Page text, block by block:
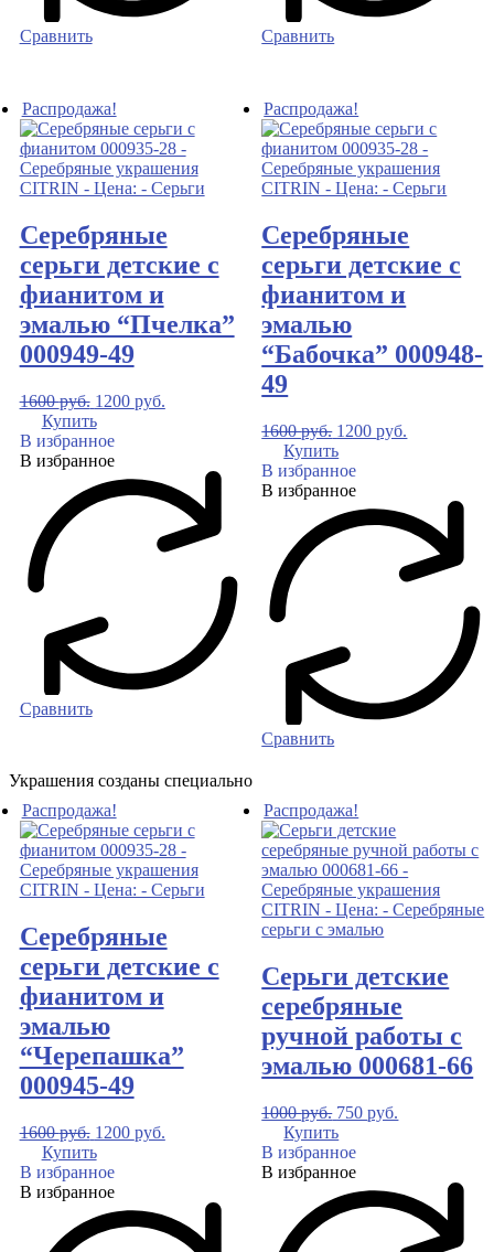
Сравнить Сравнить
Распродажа!
Серебряные
серьги детские с
фианитом и
эмалью “Пчелка”
000949-49
1600руб. 1200 руб.
Купить
В избранное
В избранное
Сравнить
Распродажа!
Серебряные
серьги детские с
фианитом и
эмалью
“Бабочка” 000948-
49
1600руб. 1200руб.
Купить
В избранное
В избранное
Сравнить
Распродажа!
Серебряные
серьги детские с
фианитом и
эмалью
“Черепашка”
000945-49
1600руб. 1200 руб.
Купить
В избранное
В избранное
Распродажа!
Серьги детские
серебряные
ручной работы c
эмалью 000681-66
1000руб. 750руб.
Купить
В избранное
В избранное
Украшения созданы специально